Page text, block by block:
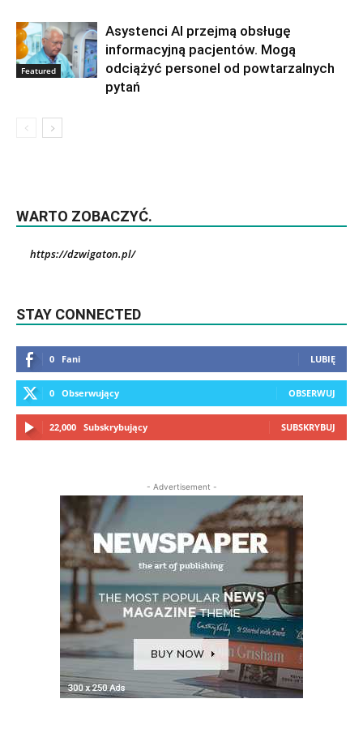
Featured
Asystenci AI przejmą obsługę
informacyjną pacjentów. Mogą
odciążyć personel od powtarzalnych
pytań
WARTO ZOBACZYĆ.
https://dzwigaton.pl/
STAY CONNECTED
0 Fani LUBIĘ
0 Obserwujący OBSERWUJ
22,000 Subskrybujący SUBSKRYBUJ
- Advertisement -